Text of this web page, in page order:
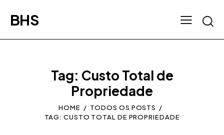
BHS
Tag: Custo Total de
Propriedade
HOME
TODOS OS POSTS
TAG: CUSTO TOTAL DE PROPRIEDADE